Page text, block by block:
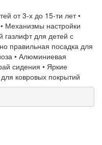
от 3-х до 15-ти лет •
Механизмы настройки
газлифт для детей с
правильная посадка для
• Алюминиевая
сидения • Яркие
ковровых покрытий